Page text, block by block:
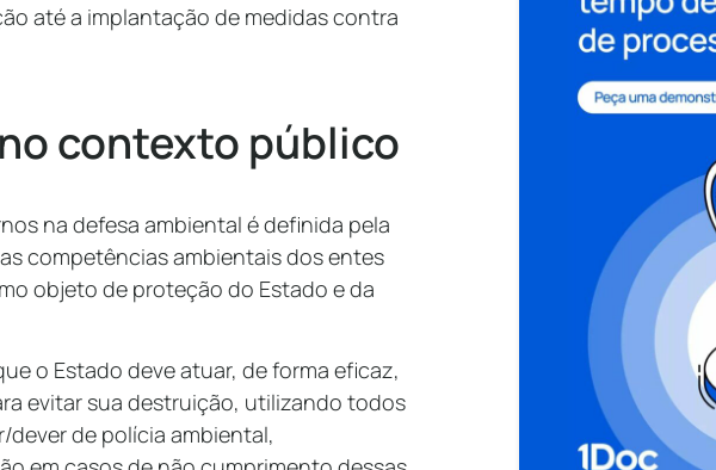
até a implantação de medidas contra
contexto público
na defesa ambiental é definida pela
competências ambientais dos entes
objeto de proteção do Estado e da
o Estado deve atuar, de forma eficaz,
evitar sua destruição, utilizando todos
de polícia ambiental,